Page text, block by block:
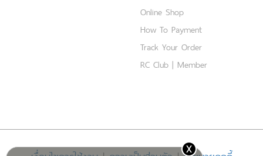
x
Online Shop
How To Payment
Track Your Order
RC Club | Member